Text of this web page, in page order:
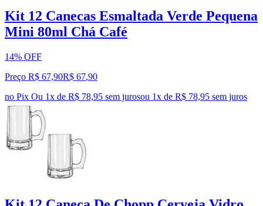
Kit 12 Canecas Esmaltada Verde Pequena
Mini 80ml Chá Café
14% OFF
Preço R$ 67,90R$ 67,90
no Pix Ou 1x de R$ 78,95 sem jurosou 1x de R$ 78,95 sem juros